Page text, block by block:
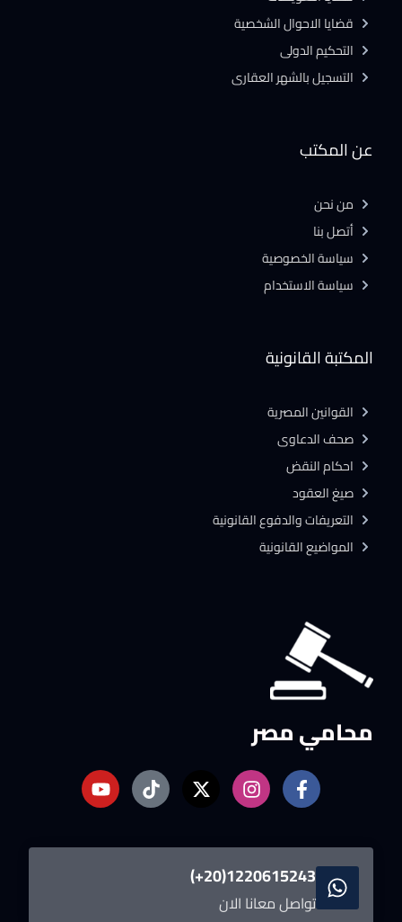
محامي مصر
1220615243(20+)
تواصل معانا الان
المكتبة القانونية
القوانين المصرية
صحف الدعاوى
احكام النقض
صيغ العقود
التعريفات والدفوع القانونية
المواضيع القانونية
عن المكتب
من نحن
أتصل بنا
سياسة الخصوصية
سياسة الاستخدام
قضايا الاحوال الشخصية
التحكيم الدولى
التسجيل بالشهر العقارى